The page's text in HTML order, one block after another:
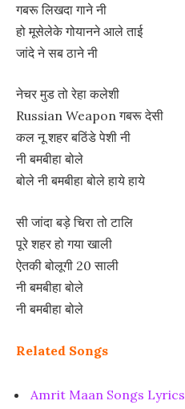
गबरू लिखदा गाने नी
हो मूसेलेके गोयानने आले ताई
जांदे ने सब ठाने नी
नेचर मुड तो रेहा कलेशी
Russian Weapon गबरू देसी
कल नू शहर बठिंडे पेशी नी
नी बमबीहा बोले
बोले नी बमबीहा बोले हाये हाये
सी जांदा बड़े चिरा तो टालि
पूरे शहर हो गया खाली
ऐतकी बोलूगी 20 साली
नी बमबीहा बोले
नी बमबीहा बोले
Related Songs
Amrit Maan Songs Lyrics